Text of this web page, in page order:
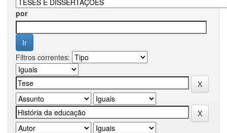
por
Filtros correntes: